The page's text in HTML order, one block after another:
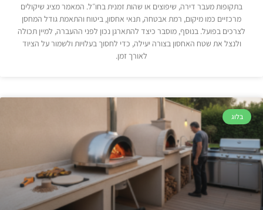
בתקופות מעבר דירה, שיפוצים או שהות זמנית בחו״ל. המאמר מציג שיקולים
מרכזיים כמו מיקום, רמת אבטחה, תנאי אחסון, ביטוח והתאמת גודל המחסן
לצרכים בפועל. בנוסף, מוסבר כיצד להתארגן נכון לפני ההעברה, למיין תכולה
ולנצל את שטח האחסון בצורה יעילה, כדי לחסוך בעלויות ולשמור על הציוד
לאורך זמן.
בלוג